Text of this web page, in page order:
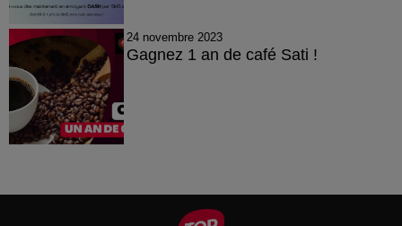
24 novembre 2023
Gagnez 1 an de café Sati !